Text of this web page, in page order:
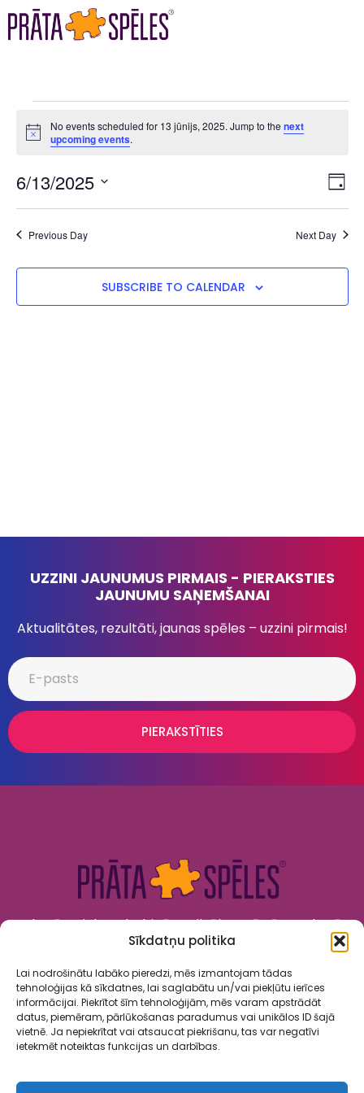
Sīkdatņu politika
Lai nodrošinātu labāko pieredzi, mēs izmantojam tādas
tehnoloģijas kā sīkdatnes, lai saglabātu un/vai piekļūtu ierīces
informācijai. Piekrītot šīm tehnoloģijām, mēs varam apstrādāt
datus, piemēram, pārlūkošanas paradumus vai unikālos ID šajā
vietnē. Ja nepiekrītat vai atsaucat piekrišanu, tas var negatīvi
ietekmēt noteiktas funkcijas un darbības.
Notice
No events scheduled for 13 jūnijs, 2025. Jump to thenext
upcoming events.
DAY
6/13/2025
Previous Day Next Day
SUBSCRIBE TO CALENDAR
UZZINI JAUNUMUS PIRMAIS - PIERAKSTIES
JAUNUMU SAŅEMŠANAI
Aktualitātes, rezultāti, jaunas spēles – uzzini pirmais!
PIERAKSTĪTIES
Kad prāts tiek nodarbināts, cilvēks attīstās. Kad prāts
tiek izklaidēts, cilvēks jūtas priecīgs un laimīgs. “Prāta